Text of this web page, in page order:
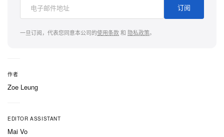
订阅
一旦订阅，代表您同意本公司的使用条款和 隐私政策。
作者
Zoe Leung
EDITOR ASSISTANT
Mai Vo